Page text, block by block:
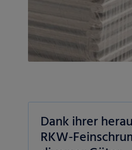
Dank ihrer
RKW-
Ihre Zustimmung zu freiwilligen Diensten